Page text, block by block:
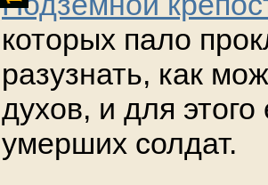
которых пало
разузнать, как
духов, и для
умерших солдат.